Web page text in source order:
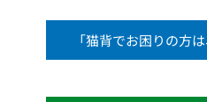
「猫背でお困りの方